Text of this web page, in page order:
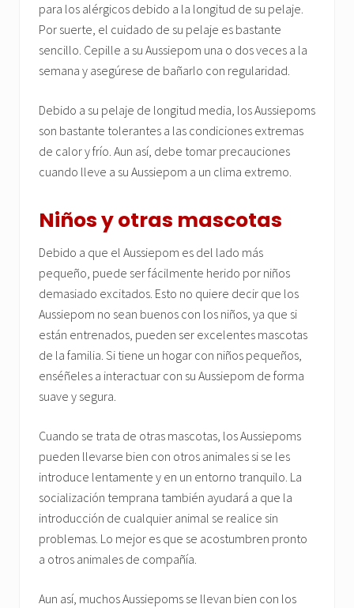
para los alérgicos debido a la longitud de su pelaje.
Por suerte, el cuidado de su pelaje es bastante
sencillo. Cepille a su Aussiepom una o dos veces a la
semana y asegúrese de bañarlo con regularidad.
Debido a su pelaje de longitud media, los Aussiepoms
son bastante tolerantes a las condiciones extremas
de calor y frío. Aun así, debe tomar precauciones
cuando lleve a su Aussiepom a un clima extremo.
Niños y otras mascotas
Debido a que el Aussiepom es del lado más
pequeño, puede ser fácilmente herido por niños
demasiado excitados. Esto no quiere decir que los
Aussiepom no sean buenos con los niños, ya que si
están entrenados, pueden ser excelentes mascotas
de la familia. Si tiene un hogar con niños pequeños,
enséñeles a interactuar con su Aussiepom de forma
suave y segura.
Cuando se trata de otras mascotas, los Aussiepoms
pueden llevarse bien con otros animales si se les
introduce lentamente y en un entorno tranquilo. La
socialización temprana también ayudará a que la
introducción de cualquier animal se realice sin
problemas. Lo mejor es que se acostumbren pronto
a otros animales de compañía.
Aun así, muchos Aussiepoms se llevan bien con los